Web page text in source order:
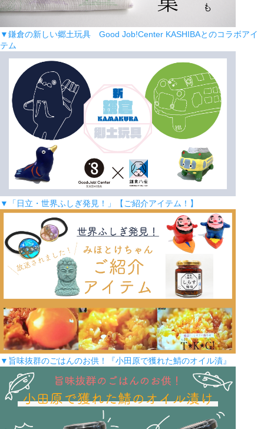
▼鎌倉の新しい郷土玩具 Good Job!Center KASHIBAとのコラボアイ
テム
▼「日立・世界ふしぎ発見！」【ご紹介アイテム！】
▼旨味抜群のごはんのお供！『小田原で獲れた鯖のオイル漬』